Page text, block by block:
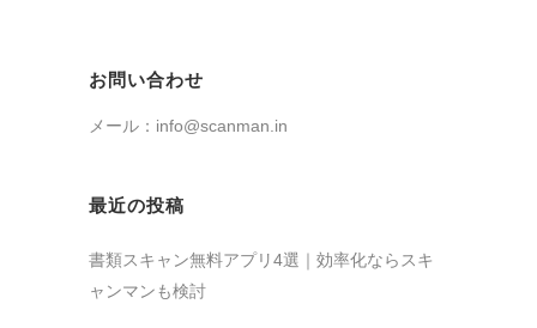
お問い合わせ
メール：info@scanman.in
最近の投稿
書類スキャン無料アプリ4選｜効率化ならスキ
ャンマンも検討